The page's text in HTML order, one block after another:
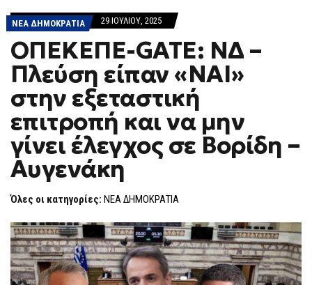
ΝΕΑ ΔΗΜΟΚΡΑΤΙΑ
29 ΙΟΥΛΊΟΥ, 2025
ΟΠΕΚΕΠΕ-GATE: ΝΔ –
Πλεύση είπαν «ΝΑΙ»
στην εξεταστική
επιτροπή και να μην
γίνει έλεγχος σε Βορίδη –
Αυγενάκη
Όλες οι κατηγορίες: ΝΕΑ ΔΗΜΟΚΡΑΤΙΑ